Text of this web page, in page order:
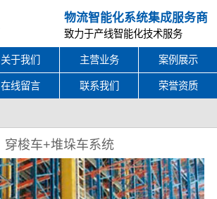
物流智能化系统集成服务商
致力于产线智能化技术服务
关于我们 主营业务 案例展示
在线留言 联系我们 荣誉资质
穿梭车+堆垛车系统